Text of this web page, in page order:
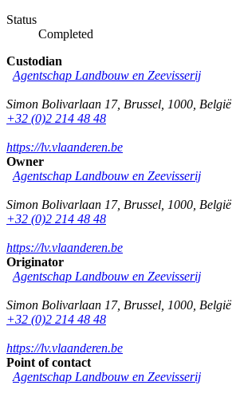
Status
Completed
Custodian
Agentschap Landbouw en Zeevisserij
Simon Bolivarlaan 17, Brussel 1000 België
+32 (0)2 214 48 48
https://lv.vlaanderen.be
Owner
Agentschap Landbouw en Zeevisserij
Simon Bolivarlaan 17, Brussel 1000 België
+32 (0)2 214 48 48
https://lv.vlaanderen.be
Originator
Agentschap Landbouw en Zeevisserij
Simon Bolivarlaan 17, Brussel 1000 België
+32 (0)2 214 48 48
https://lv.vlaanderen.be
Point of contact
Agentschap Landbouw en Zeevisserij